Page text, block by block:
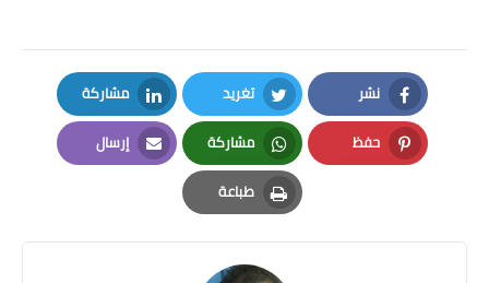
نشر
Facebook
تغريد
Twitter
مشاركة
LinkedIn
حفظ
Pinterest
مشاركة
Whatsapp
إرسال
Email
طباعة
Print